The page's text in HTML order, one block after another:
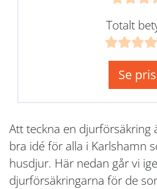
Totalt
Se pris
Att teckna en djurförsäkring
bra idé för alla i Karlshamn
husdjur. Här nedan går vi
djurförsäkringarna för de